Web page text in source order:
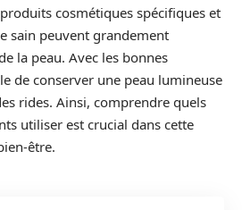
cosmétiques spécifiques et
sain peuvent grandement
la peau. Avec les bonnes
de conserver une peau lumineuse
rides. Ainsi, comprendre quels
utiliser est crucial dans cette
être.